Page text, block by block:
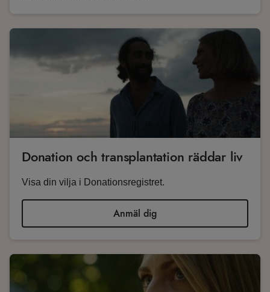
Donation och transplantation räddar liv
Visa din vilja i Donationsregistret.
Anmäl dig